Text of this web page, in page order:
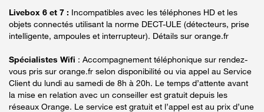
Livebox 6 et 7 : Incompatibles avec les téléphones HD et les
objets connectés utilisant la norme DECT-ULE (détecteurs, prise
intelligente, ampoules et interrupteur). Détails sur orange.fr
Spécialistes Wifi : Accompagnement téléphonique sur rendez-
vous pris sur orange.fr selon disponibilité ou via appel au Service
Client du lundi au samedi de 8h à 20h. Le temps d’attente avant
la mise en relation avec un conseiller est gratuit depuis les
réseaux Orange. Le service est gratuit et l’appel est au prix d’une